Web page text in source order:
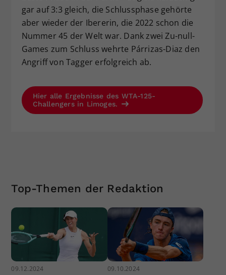
gar auf 3:3 gleich, die Schlussphase gehörte
aber wieder der Ibererin, die 2022 schon die
Nummer 45 der Welt war. Dank zwei Zu-null-
Games zum Schluss wehrte Párrizas-Diaz den
Angriff von Tagger erfolgreich ab.
Hier alle Ergebnisse des WTA-125-
Challengers in Limoges.
Top-Themen der Redaktion
09.12.2024 09.10.2024